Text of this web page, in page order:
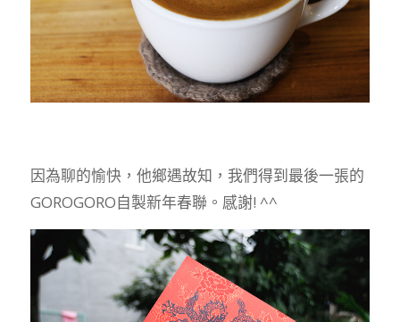
因為聊的愉快，他鄉遇故知，我們得到最後一張的
GOROGORO自製新年春聯。感謝! ^^